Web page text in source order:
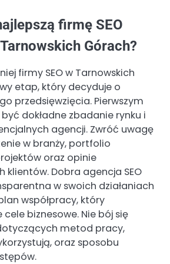
firmę SEO
Górach?
firmy SEO w Tarnowskich
etap, który decyduje o
przedsięwzięcia. Pierwszym
dokładne zbadanie rynku i
agencji. Zwróć uwagę
w branży, portfolio
oraz opinie
Dobra agencja SEO
w swoich działaniach
współpracy, który
biznesowe. Nie bój się
metod pracy,
oraz sposobu